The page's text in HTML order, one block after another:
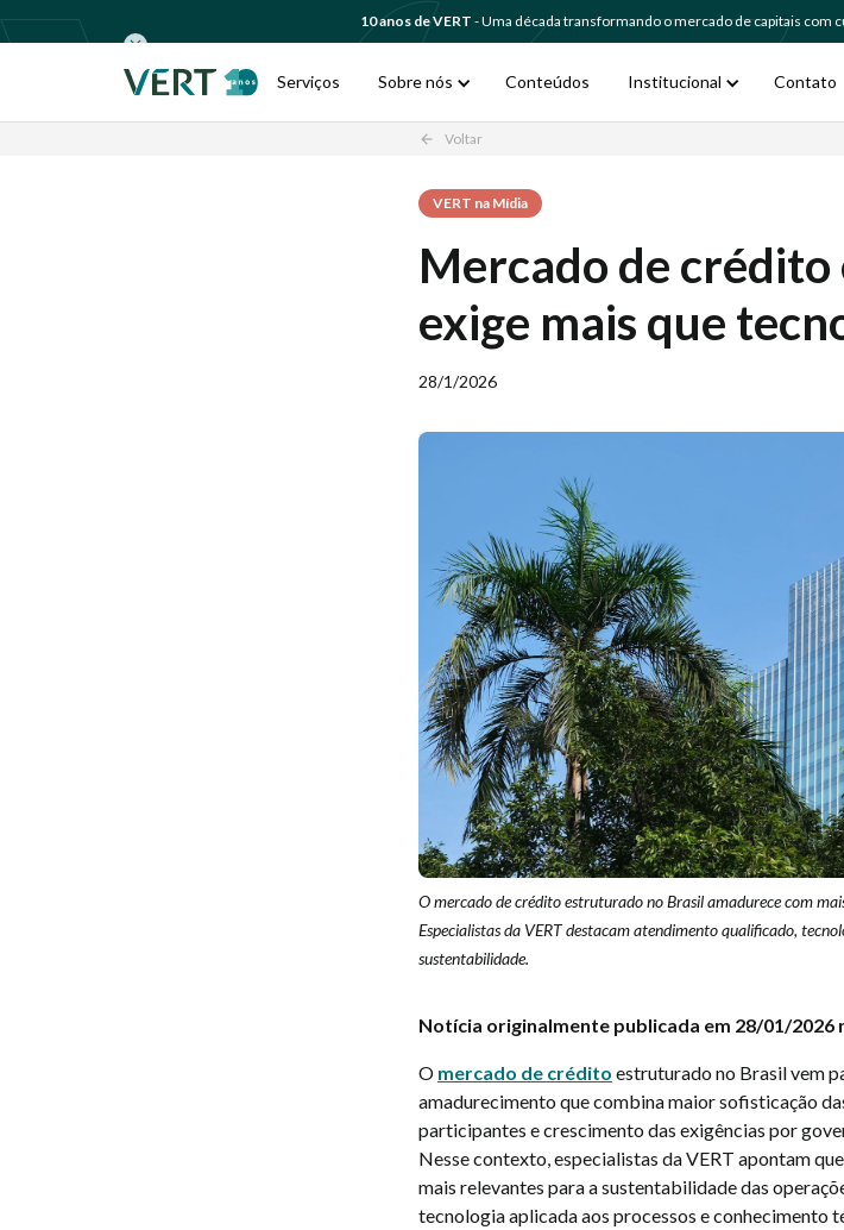
10 anos de VERT - Uma década transformando o mercado de capitais com
Serviços Sobre nós Conteúdos Institucional Contato
arrow_back Voltar
VERT na Mídia
Mercado de
exige mais que
28/1/2026
O mercado de crédito estruturado no Brasil amadurece com
Especialistas da VERT destacam atendimento qualificado,
sustentabilidade.
Notícia originalmente publicada em 28/01/2026
O mercado de crédito estruturado no Brasil vem
amadurecimento que combina maior sofisticação
participantes e crescimento das exigências por
Nesse contexto, especialistas da VERT apontam
mais relevantes para a sustentabilidade das
tecnologia aplicada aos processos e conhecimento